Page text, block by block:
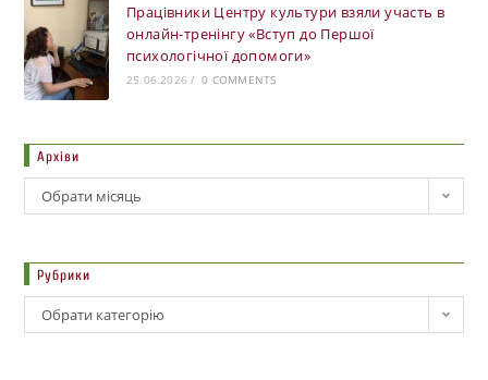
Працівники Центру культури взяли участь в
онлайн-тренінгу «Вступ до Першої
психологічної допомоги»
25.06.2026 / 0 COMMENTS
Архіви
Обрати місяць
Рубрики
Обрати категорію